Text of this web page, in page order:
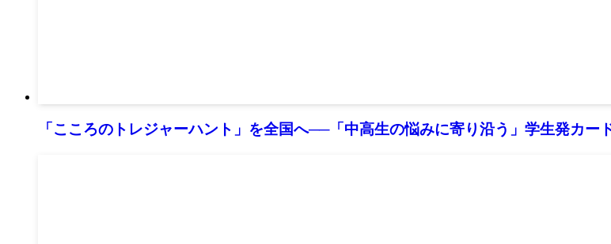
「こころのトレジャーハント」を全国へ──「中高生の悩みに寄り沿う」学生発カー